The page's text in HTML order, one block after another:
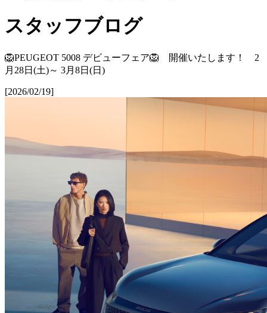
スタッフブログ
🦁PEUGEOT 5008 デビューフェア🦁 開催いたします！ 2
月28日(土)～ 3月8日(日)
[2026/02/19]